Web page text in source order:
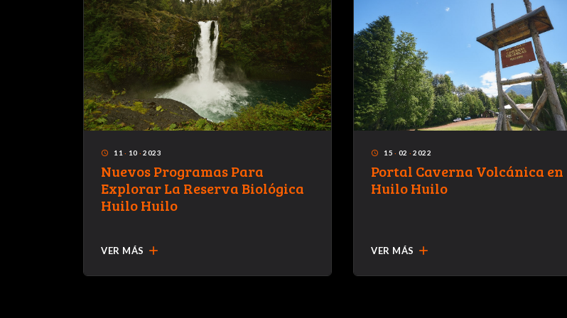
access_time 11 · 10 · 2023
Nuevos Programas Para
Explorar La Reserva Biológica
Huilo Huilo
VER MÁS add
access_time 15 · 02 · 2022
Portal Caverna Volcánica en
Huilo Huilo
VER MÁS add